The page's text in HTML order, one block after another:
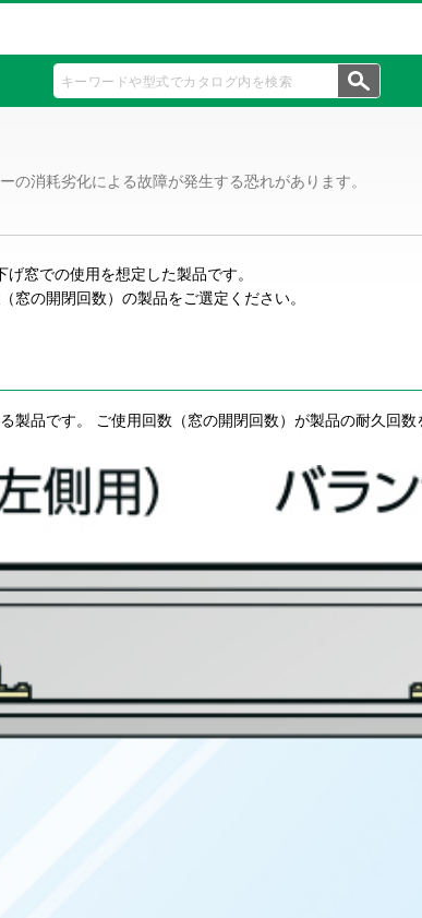
消耗劣化による故障が発生する恐れがあります。
窓での使用を想定した製品です。
窓の開閉回数）の製品をご選定ください。
製品です。 ご使用回数（窓の開閉回数）が製品の耐久回